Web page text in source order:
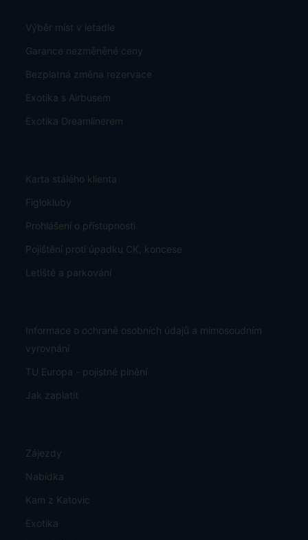
Výběr míst v letadle
Garance nezměněné ceny
Bezplatná změna rezervace
Exotika s Airbusem
Exotika Dreamlinerem
Karta stálého klienta
Figlokluby
Prohlášení o přístupnosti
Pojištění proti úpadku CK, koncese
Letiště a parkování
Informace o ochraně osobních údajů a mimosoudním
vyrovnání
TU Europa - pojistné plnění
Jak zaplatit
Zájezdy
Nabídka
Kam z Katovic
Exotika